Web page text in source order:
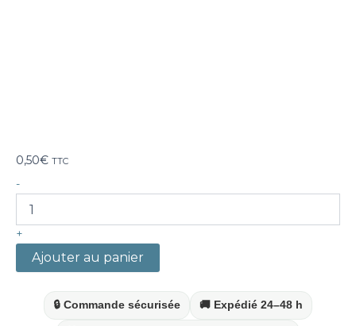
0,50€ TTC
-quantité
de
Habillage
savon
personnalisé
+
Ajouter au panier
🔒 Commande sécurisée 🚚 Expédié 24–48 h